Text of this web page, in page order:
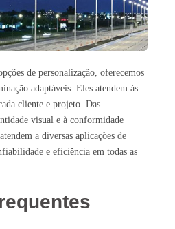
de personalização, oferecemos
adaptáveis. Eles atendem às
cliente e projeto. Das
visual e à conformidade
a diversas aplicações de
e eficiência em todas as